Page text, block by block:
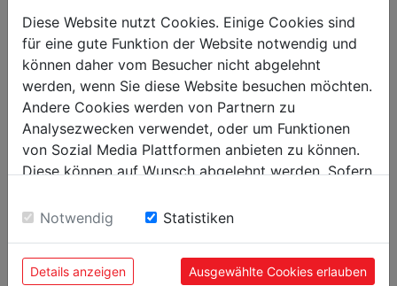
packaging length in mm
440
packaging height in mm
general data
EAN code
9120058378928
POPULAR PRODUCTS
Diese Website nutzt Cookies. Einige Cookies sind
für eine gute Funktion der Website notwendig und
können daher vom Besucher nicht abgelehnt
werden, wenn Sie diese Website besuchen möchten.
Andere Cookies werden von Partnern zu
Analysezwecken verwendet, oder um Funktionen
von Sozial Media Plattformen anbieten zu können.
Diese können auf Wunsch abgelehnt werden. Sofern
Einwilligung zu unseren Cookies.
Notwendig Statistiken
Details anzeigen Ausgewählte Cookies erlauben